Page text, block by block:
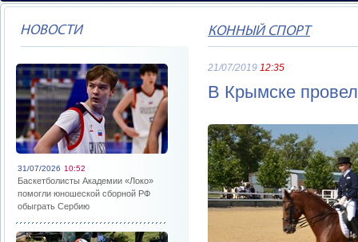
НОВОСТИ
31/07/2026 10:52
Баскетболисты Академии «Локо»
помогли юношеской сборной РФ
обыграть Сербию
КОННЫЙ СПОРТ
21/07/2019 12:35
В Крымске